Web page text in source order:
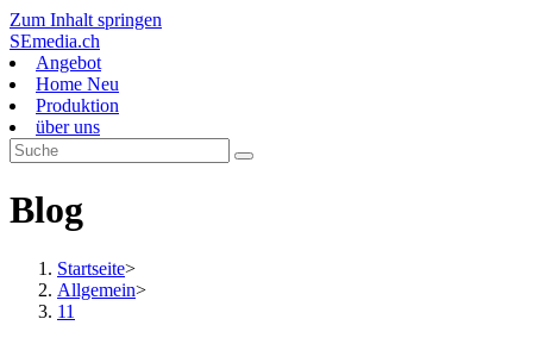
Zum Inhalt springen
SEmedia.ch
Angebot
Home Neu
Produktion
über uns
Blog
Startseite>
Allgemein>
11